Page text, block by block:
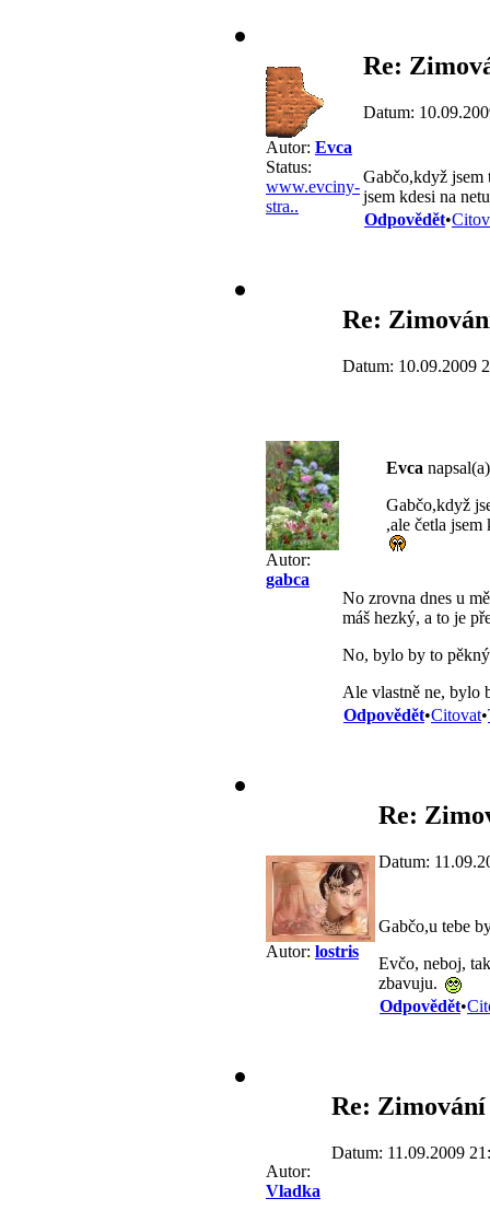
Autor: Evca
Status:
www.evciny-
stra..
Re:
Datum:
Gabčo,když jsem
jsem kdesi na
Odpovědět•
Autor:
gabca
Re:
Datum: 10.09.2009
Evca
Gabčo,když
,ale četla
No zrovna dnes u
máš hezký, a to je
No, bylo by to
Ale vlastně ne, bylo
Odpovědět•Citovat•
Autor: lostris
Re:
Datum:
Gabčo,u tebe
Evčo, neboj,
zbavuju.
Odpovědět•
Autor:
Vladka
Re:
Datum: 11.09.2009